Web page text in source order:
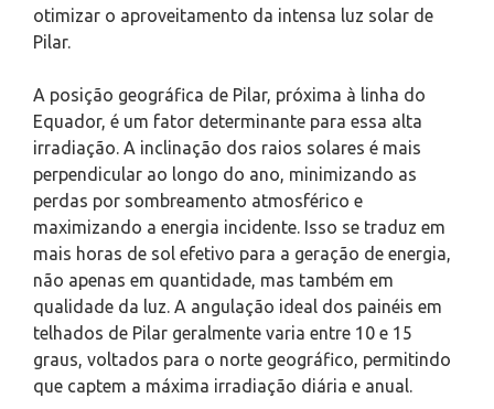
otimizar o aproveitamento da intensa luz solar de
Pilar.
A posição geográfica de Pilar, próxima à linha do
Equador, é um fator determinante para essa alta
irradiação. A inclinação dos raios solares é mais
perpendicular ao longo do ano, minimizando as
perdas por sombreamento atmosférico e
maximizando a energia incidente. Isso se traduz em
mais horas de sol efetivo para a geração de energia,
não apenas em quantidade, mas também em
qualidade da luz. A angulação ideal dos painéis em
telhados de Pilar geralmente varia entre 10 e 15
graus, voltados para o norte geográfico, permitindo
que captem a máxima irradiação diária e anual.